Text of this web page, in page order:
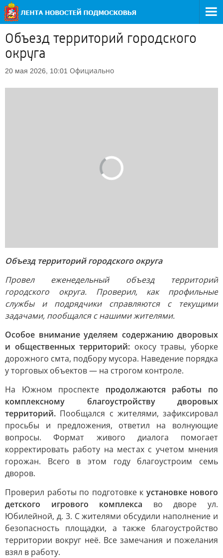
Объезд территорий городского
округа
20 мая 2026, 10:01 Официально
Объезд территорий городского округа
Провел еженедельный объезд территорий
городского округа. Проверил, как профильные
службы и подрядчики справляются с текущими
задачами, пообщался с нашими жителями.
Особое внимание уделяем содержанию дворовых
и общественных территорий: окосу травы, уборке
дорожного смта, подбору мусора. Наведение порядка
у торговых объектов — на строгом контроле.
На Южном проспекте продолжаются работы по
комплексному благоустройству дворовых
территорий. Пообщался с жителями, зафиксировал
просьбы и предложения, ответил на волнующие
вопросы. Формат живого диалога помогает
корректировать работу на местах с учетом мнения
горожан. Всего в этом году благоустроим семь
дворов.
Проверил работы по подготовке к установке нового
детского игрового комплекса во дворе ул.
Юбилейной, д. 3. С жителями обсудили наполнение и
безопасность площадки, а также благоустройство
территории вокруг неё. Все замечания и пожелания
взял в работу.